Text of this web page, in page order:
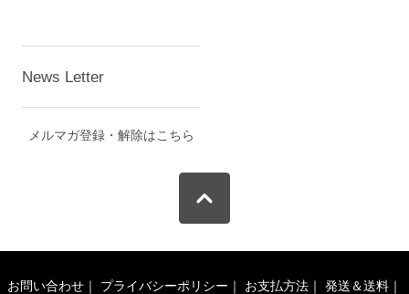
News Letter
メルマガ登録・解除はこちら
お問い合わせ ｜ プライバシーポリシー ｜ お支払方法 ｜ 発送＆送料 ｜